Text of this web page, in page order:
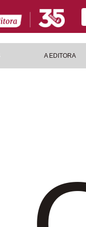
A EDITORA